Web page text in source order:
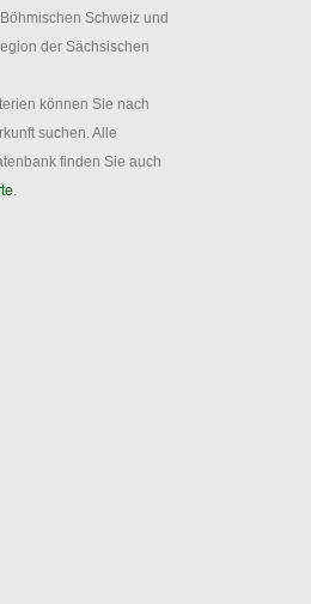
Schweiz und
der Sächsischen
können Sie nach
suchen. Alle
finden Sie auch
.